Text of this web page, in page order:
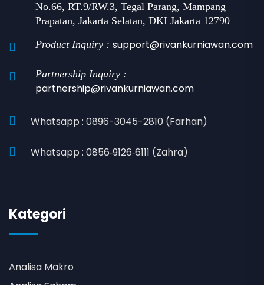
No.66, RT.9/RW.3, Tegal Parang, Mampang
Prapatan, Jakarta Selatan, DKI Jakarta 12790
Product Inquiry : support@rivankurniawan.com
Partnership Inquiry :
partnership@rivankurniawan.com
Whatsapp : 0896-3045-2810 (Farhan)
Whatsapp : 0856‑9126‑6111 (Zahra)
Kategori
Analisa Makro